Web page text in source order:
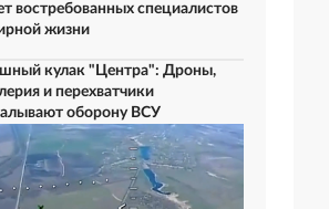
востребованных специалистов
жизни
кулак "Центра": Дроны,
и перехватчики
оборону ВСУ